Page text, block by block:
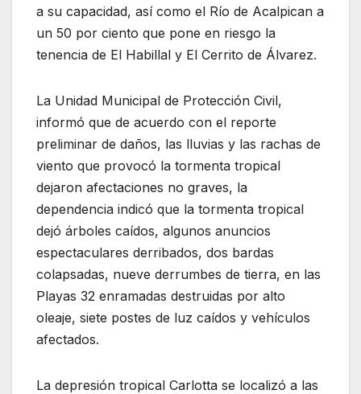
a su capacidad, así como el Río de Acalpican a
un 50 por ciento que pone en riesgo la
tenencia de El Habillal y El Cerrito de Álvarez.
La Unidad Municipal de Protección Civil,
informó que de acuerdo con el reporte
preliminar de daños, las lluvias y las rachas de
viento que provocó la tormenta tropical
dejaron afectaciones no graves, la
dependencia indicó que la tormenta tropical
dejó árboles caídos, algunos anuncios
espectaculares derribados, dos bardas
colapsadas, nueve derrumbes de tierra, en las
Playas 32 enramadas destruidas por alto
oleaje, siete postes de luz caídos y vehículos
afectados.
La depresión tropical Carlotta se localizó a las